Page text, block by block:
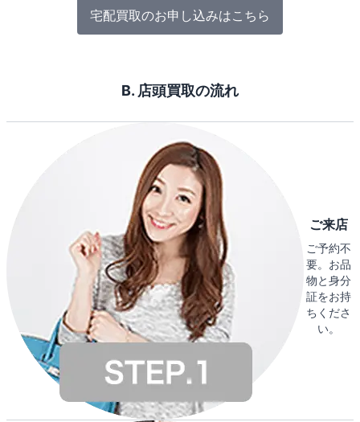
宅配買取のお申し込みはこちら
B. 店頭買取の流れ
ご来店
ご予約不
要。お品
物と身分
証をお持
ちくださ
い。